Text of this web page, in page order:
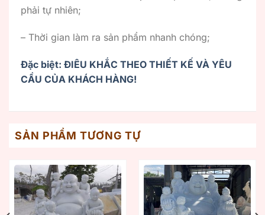
phải tự nhiên;
– Thời gian làm ra sản phẩm nhanh chóng;
Đặc biệt: ĐIÊU KHẮC THEO THIẾT KẾ VÀ YÊU
CẦU CỦA KHÁCH HÀNG!
SẢN PHẨM TƯƠNG TỰ